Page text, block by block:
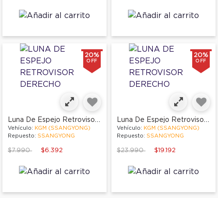
20%
OFF
Luna De Espejo Retrovisor Derecho
Vehículo: KGM (SSANGYONG)
Repuesto: SSANGYONG
Price reduced from
$7.990to $6.392
20%
OFF
Luna De Espejo Retrovisor Derecho
Vehículo: KGM (SSANGYONG)
Repuesto: SSANGYONG
Price reduced from
$23.990to $19.192